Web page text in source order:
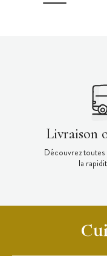
Livraison
Découvrez
la